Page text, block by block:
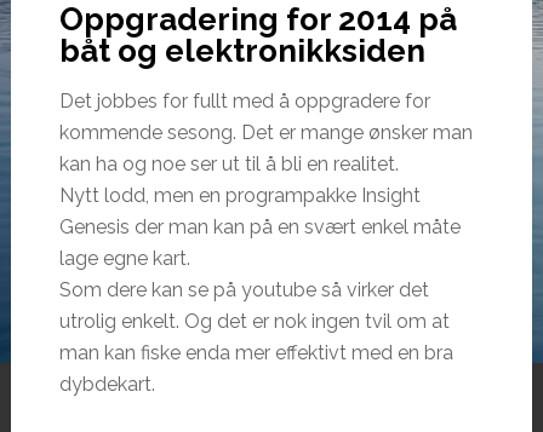
Oppgradering for 2014 på
båt og elektronikksiden
Det jobbes for fullt med å oppgradere for
kommende sesong. Det er mange ønsker man
kan ha og noe ser ut til å bli en realitet.
Nytt lodd, men en programpakke Insight
Genesis der man kan på en svært enkel måte
lage egne kart.
Som dere kan se på youtube så virker det
utrolig enkelt. Og det er nok ingen tvil om at
man kan fiske enda mer effektivt med en bra
dybdekart.